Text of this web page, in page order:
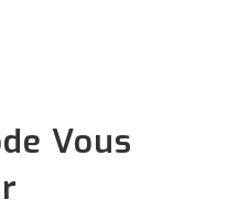
Vous